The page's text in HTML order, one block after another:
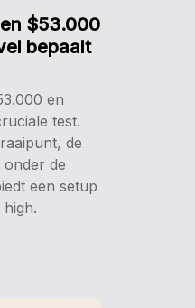
$53.000
bepaalt
en
test.
de
onder de
een setup